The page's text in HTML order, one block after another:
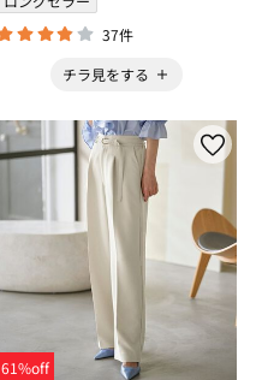
37件
チラ見をする
61%off